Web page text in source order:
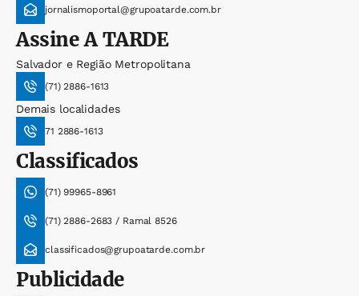
jornalismoportal@grupoatarde.com.br
AssineA TARDE
Salvador e Região Metropolitana
(71) 2886-1613
Demais localidades
71 2886-1613
Classificados
(71) 99965-8961
(71) 2886-2683 / Ramal 8526
classificados@grupoatarde.com.br
Publicidade